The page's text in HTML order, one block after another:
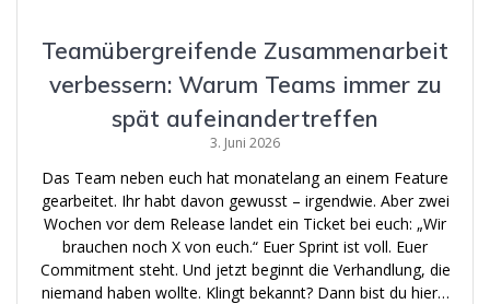
Teamübergreifende Zusammenarbeit
verbessern: Warum Teams immer zu
spät aufeinandertreffen
3. Juni 2026
Das Team neben euch hat monatelang an einem Feature
gearbeitet. Ihr habt davon gewusst – irgendwie. Aber zwei
Wochen vor dem Release landet ein Ticket bei euch: „Wir
brauchen noch X von euch.“ Euer Sprint ist voll. Euer
Commitment steht. Und jetzt beginnt die Verhandlung, die
niemand haben wollte. Klingt bekannt? Dann bist du hier…